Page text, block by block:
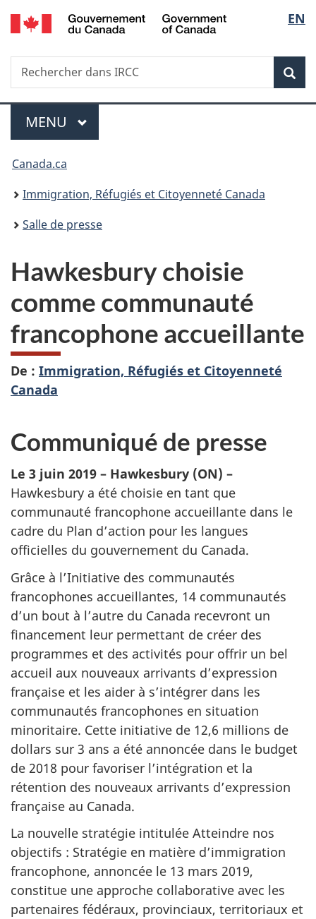
Passer
au
Passer
à
du
Passer
à
simplifiée
de
la
EN
Recherche
Rechercher
dans
Menu
MENU PRINCIPAL
Vous
êtes
ici :
Canada.ca
Immigration, Réfugiés et Citoyenneté Canada
Salle de presse
Hawkesbury choisie
comme communauté
francophone accueillante
De : Immigration, Réfugiés et Citoyenneté
Canada
Communiqué de presse
Le 3 juin 2019 – Hawkesbury (ON) –
Hawkesbury a été choisie en tant que
communauté francophone accueillante dans le
cadre du Plan d’action pour les langues
officielles du gouvernement du Canada.
Grâce à l’Initiative des communautés
francophones accueillantes, 14 communautés
d’un bout à l’autre du Canada recevront un
financement leur permettant de créer des
programmes et des activités pour offrir un bel
accueil aux nouveaux arrivants d’expression
française et les aider à s’intégrer dans les
communautés francophones en situation
minoritaire. Cette initiative de 12,6 millions de
dollars sur 3 ans a été annoncée dans le budget
de 2018 pour favoriser l’intégration et la
rétention des nouveaux arrivants d’expression
française au Canada.
La nouvelle stratégie intitulée Atteindre nos
objectifs : Stratégie en matière d’immigration
francophone, annoncée le 13 mars 2019,
constitue une approche collaborative avec les
partenaires fédéraux, provinciaux, territoriaux et